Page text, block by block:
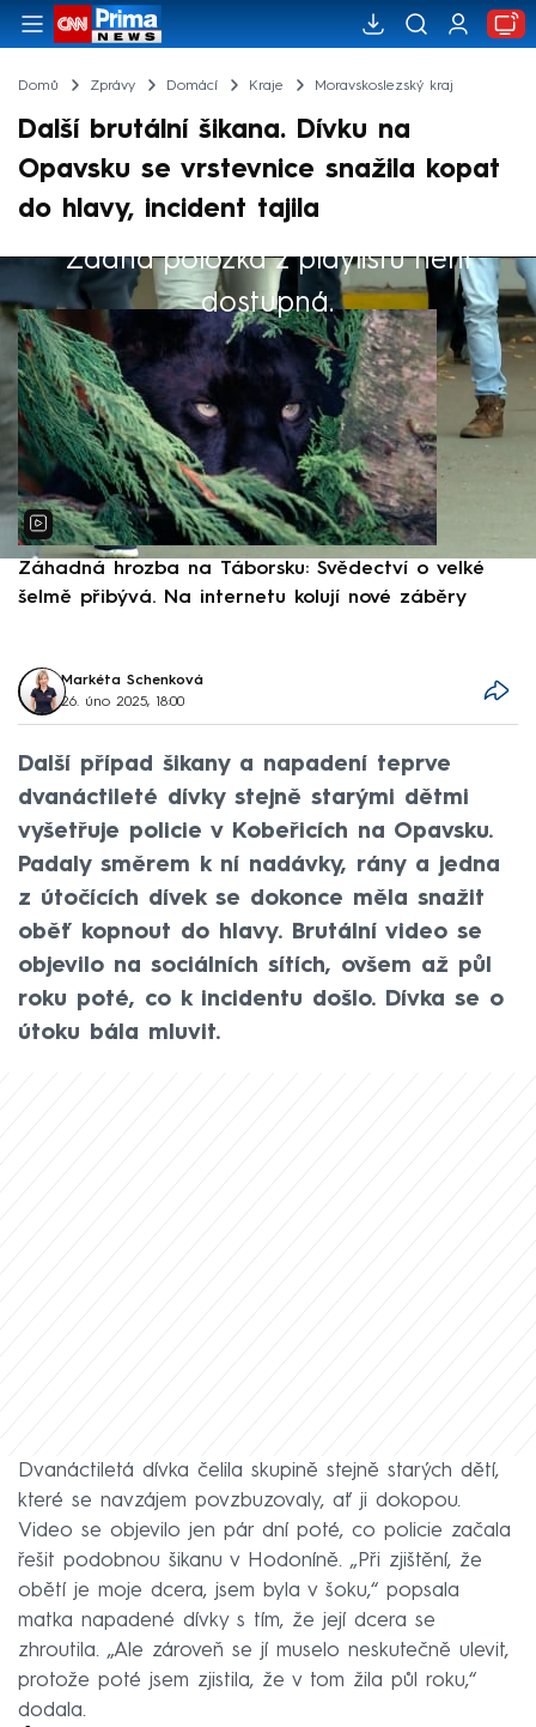
Domů Zprávy Domácí Kraje Moravskoslezský kraj
Další brutální šikana. Dívku na
Opavsku se vrstevnice snažila kopat
do hlavy, incident tajila
Žádná položka z playlistu není
dostupná.
Výběr redakce
Záhadná hrozba na Táborsku: Svědectví o velké
šelmě přibývá. Na internetu kolují nové záběry
Markéta Schenková
26. úno 2025, 18:00
Další případ šikany a napadení teprve
dvanáctileté dívky stejně starými dětmi
vyšetřuje policie v Kobeřicích na Opavsku.
Padaly směrem k ní nadávky, rány a jedna
z útočících dívek se dokonce měla snažit
oběť kopnout do hlavy. Brutální video se
objevilo na sociálních sítích, ovšem až půl
roku poté, co k incidentu došlo. Dívka se o
útoku bála mluvit.
Dvanáctiletá dívka čelila skupině stejně starých dětí,
které se navzájem povzbuzovaly, ať ji dokopou.
Video se objevilo jen pár dní poté, co policie začala
řešit podobnou šikanu v Hodoníně. „Při zjištění, že
obětí je moje dcera, jsem byla v šoku,“ popsala
matka napadené dívky s tím, že její dcera se
zhroutila. „Ale zároveň se jí muselo neskutečně ulevit,
protože poté jsem zjistila, že v tom žila půl roku,“
dodala.